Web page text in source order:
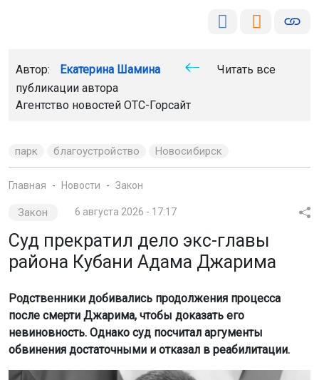
Автор: Екатерина Шамина
Читать все
публикации автора
Агентство новостей ОТС-Горсайт
парк благоустройство Новосибирск
Главная Новости Закон
Закон 6 августа 2026 - 17:17
Суд прекратил дело экс-главы
района Кубани Адама Джарима
Родственники добивались продолжения процесса
после смерти Джарима, чтобы доказать его
невиновность. Однако суд посчитал аргументы
обвинения достаточными и отказал в реабилитации.